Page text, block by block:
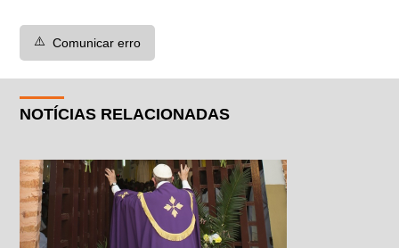
⚠️ Comunicar erro
NOTÍCIAS RELACIONADAS